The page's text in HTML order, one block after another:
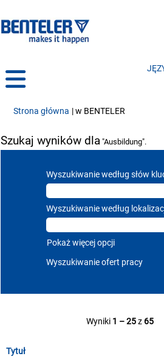
Strona główna |w BENTELER
Szukaj wyników dla "Ausbildung".
Wyszukiwanie według słów
Wyszukiwanie według
Pokaż więcej opcji
Wyniki 1 – 25z 65
Tytuł